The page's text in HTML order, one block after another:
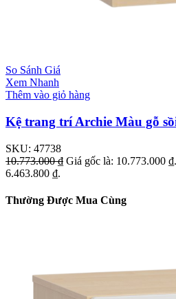
So Sánh Giá
Xem Nhanh
Thêm vào giỏ hàng
Kệ trang trí Archie Màu gỗ
SKU: 47738
10.773.000₫ Giá gốc là: 10.773.000 ₫.
6.463.800 ₫.
Thường Được Mua Cùng